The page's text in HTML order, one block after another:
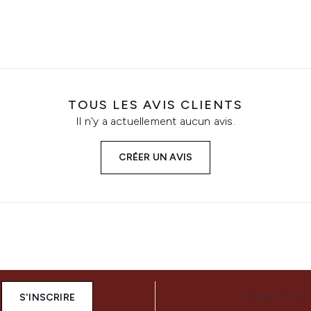
TOUS LES AVIS CLIENTS
Il n'y a actuellement aucun avis.
CRÉER UN AVIS
S'INSCRIRE